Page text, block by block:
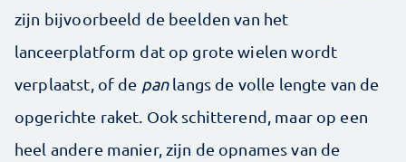
zijn bijvoorbeeld de beelden van het
lanceerplatform dat op grote wielen wordt
verplaatst, of de panlangs de volle lengte van de
opgerichte raket. Ook schitterend, maar op een
heel andere manier, zijn de opnames van de